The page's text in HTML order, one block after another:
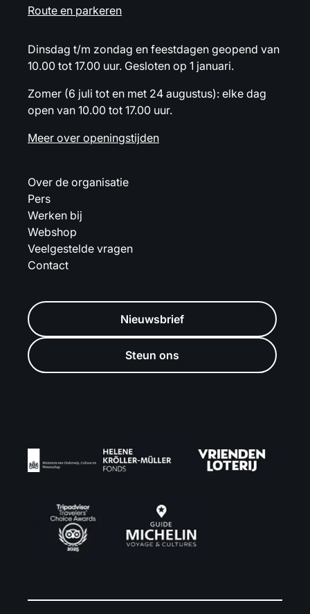
Route en parkeren
Dinsdag t/m zondag en feestdagen geopend van
10.00 tot 17.00 uur. Gesloten op 1 januari.
Zomer (6 juli tot en met 24 augustus): elke dag
open van 10.00 tot 17.00 uur.
Meer over openingstijden
Over de organisatie
Pers
Werken bij
Webshop
Veelgestelde vragen
Contact
Nieuwsbrief
Steun ons